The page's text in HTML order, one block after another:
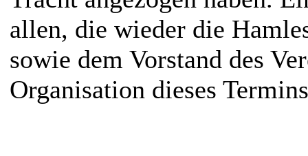
allen, die wieder die
sowie dem Vorstand des
Organisation dieses